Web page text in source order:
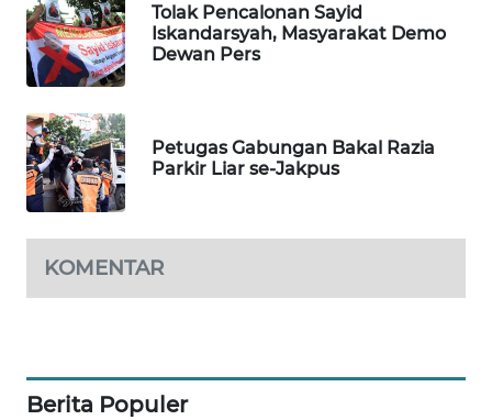
Tolak Pencalonan Sayid
Iskandarsyah, Masyarakat Demo
Dewan Pers
Petugas Gabungan Bakal Razia
Parkir Liar se-Jakpus
KOMENTAR
Berita Populer
Wahana
Media
Group
WAHANA
NEWS
WAHANA
TANI
WAHANA
ADVOKAT
INFRASTRUKTUR